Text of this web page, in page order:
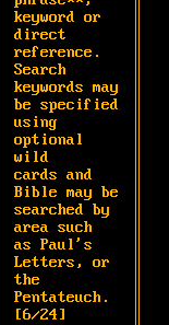
keyword or
direct
reference.
Search
keywords may
be specified
using
optional
wild
cards and
Bible may be
searched by
area such
as Paul's
Letters, or
the
Pentateuch.
[6/24]